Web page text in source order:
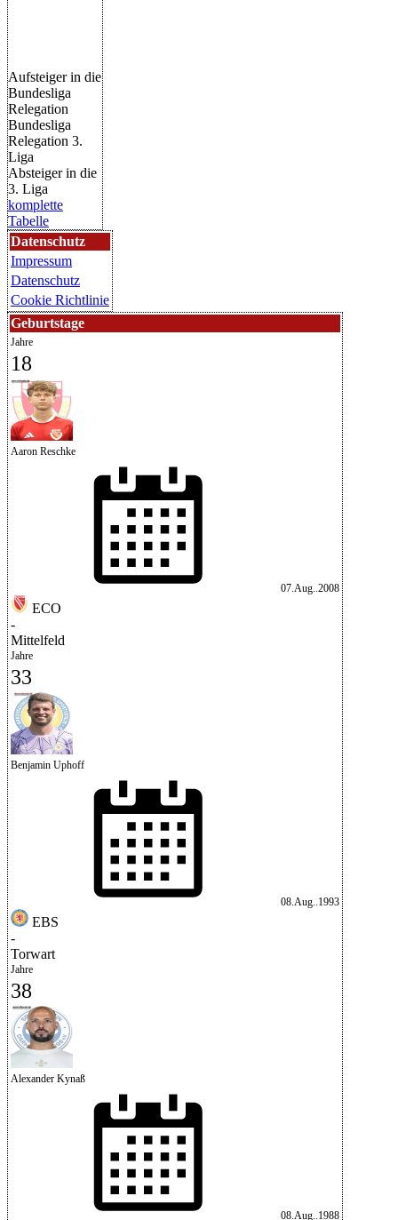
Aufsteiger in die
Bundesliga
Relegation
Bundesliga
Relegation 3.
Liga
Absteiger in die
3. Liga
komplette
Tabelle
Datenschutz
Impressum
Datenschutz
Cookie Richtlinie
Geburtstage
Jahre
18
Aaron Reschke
07.Aug..2008
ECO
-
Mittelfeld
Jahre
33
Benjamin Uphoff
08.Aug..1993
EBS
-
Torwart
Jahre
38
Alexander Kynaß
08.Aug..1988